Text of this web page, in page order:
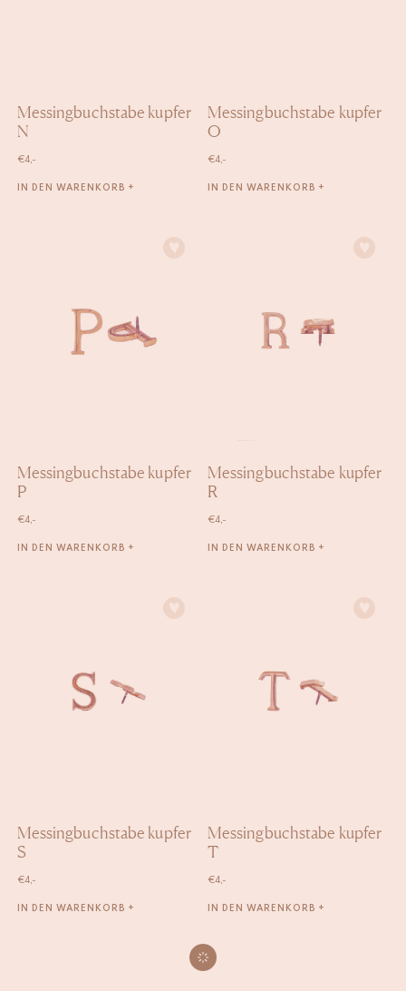
Messingbuchstabe kupfer
N
€4,-
IN DEN WARENKORB +
Messingbuchstabe kupfer
O
€4,-
IN DEN WARENKORB +
Messingbuchstabe kupfer
P
€4,-
IN DEN WARENKORB +
Messingbuchstabe kupfer
R
€4,-
IN DEN WARENKORB +
Messingbuchstabe kupfer
S
€4,-
IN DEN WARENKORB +
Messingbuchstabe kupfer
T
€4,-
IN DEN WARENKORB +